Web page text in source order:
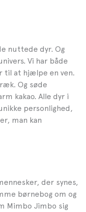
nuttede dyr. Og
Vi har både
til at hjælpe en ven.
Og søde
kakao. Alle dyr i
personlighed,
man kan
der synes,
børnebog om og
Mimbo Jimbo sig